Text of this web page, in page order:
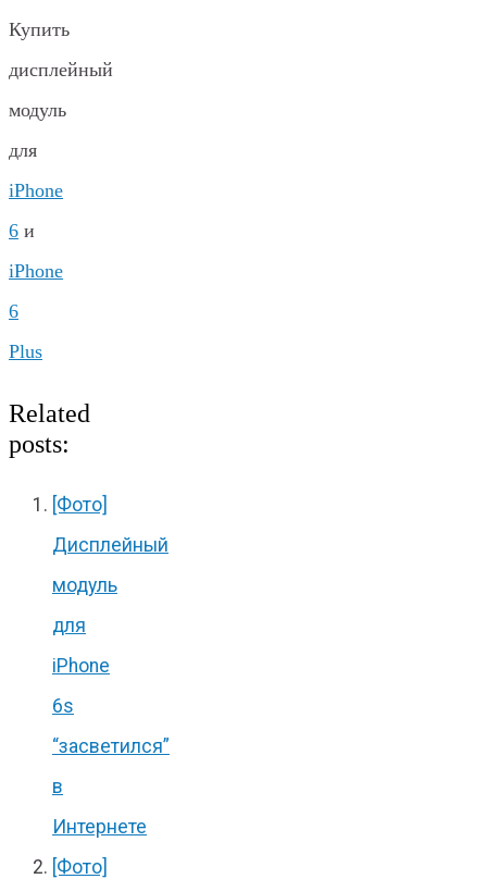
Купить
дисплейный
модуль
для
iPhone
6 и
iPhone
6
Plus
Related
posts:
[Фото]
Дисплейный
модуль
для
iPhone
6s
“засветился”
в
Интернете
[Фото]